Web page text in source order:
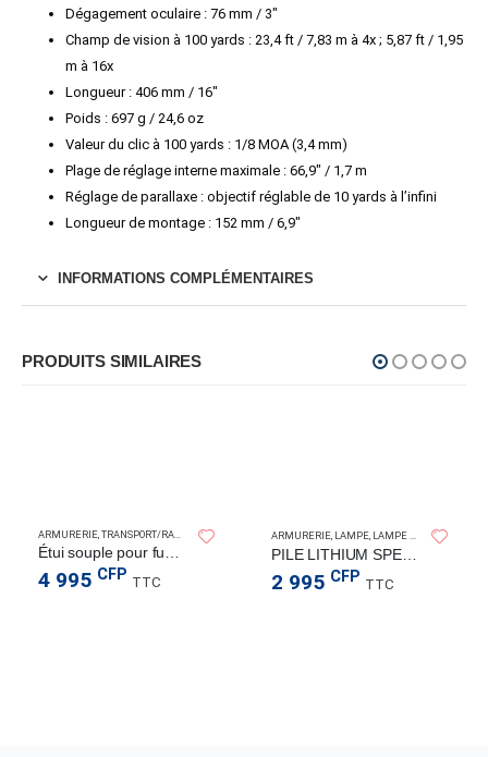
Dégagement oculaire : 76 mm / 3″
Champ de vision à 100 yards : 23,4 ft / 7,83 m à 4x ; 5,87 ft / 1,95
m à 16x
Longueur : 406 mm / 16″
Poids : 697 g / 24,6 oz
Valeur du clic à 100 yards : 1/8 MOA (3,4 mm)
Plage de réglage interne maximale : 66,9″ / 1,7 m
Réglage de parallaxe : objectif réglable de 10 yards à l’infini
Longueur de montage : 152 mm / 6,9″
INFORMATIONS COMPLÉMENTAIRES
PRODUITS SIMILAIRES
ARMURERIE,TRANSPORT/RANGEMENT
Étui souple pour fusil Durango 54″
4 995 CFP TTC
ARMURERIE, LAMPE, LAMPE TORCHE
PILE LITHIUM SPERAS 18350 1100mAh
2 995 CFP TTC